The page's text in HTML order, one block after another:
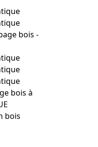
bois -
bois à
bois